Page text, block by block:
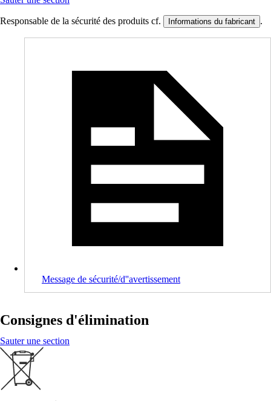
Responsable de la sécurité des produits cf. Informations du fabricant .
Message de sécurité/d''avertissement
Consignes d'élimination
Sauter une section